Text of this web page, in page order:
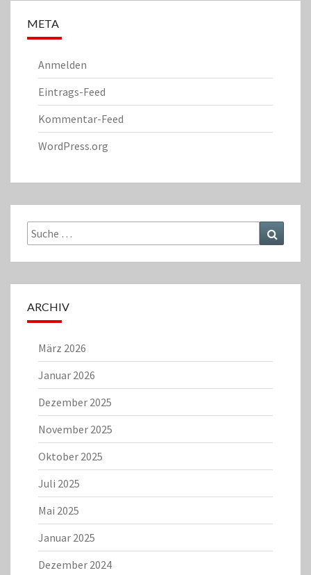
META
Anmelden
Eintrags-Feed
Kommentar-Feed
WordPress.org
Suche
nach:
ARCHIV
März 2026
Januar 2026
Dezember 2025
November 2025
Oktober 2025
Juli 2025
Mai 2025
Januar 2025
Dezember 2024